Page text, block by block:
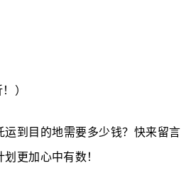
）
到目的地需要多少钱？快来留
更加心中有数！